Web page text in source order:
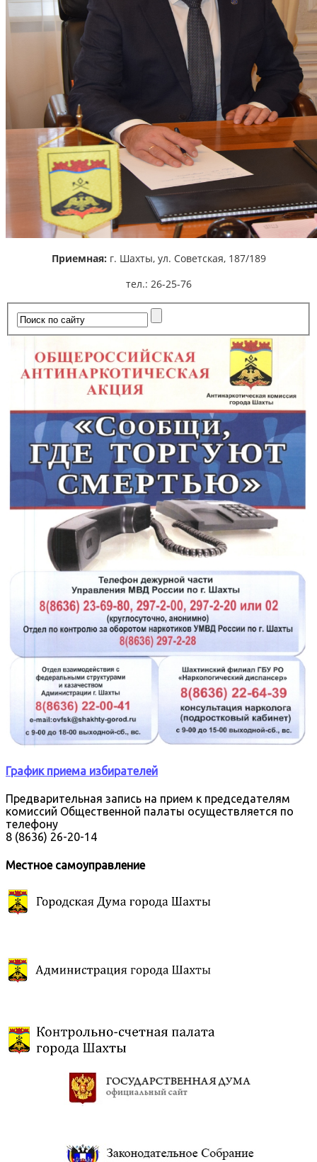
Приемная: г. Шахты, ул. Советская, 187/189
тел.: 26-25-76
График приема избирателей
Предварительная запись на прием к председателям
комиссий Общественной палаты осуществляется по
телефону
8 (8636) 26-20-14
Местное самоуправление